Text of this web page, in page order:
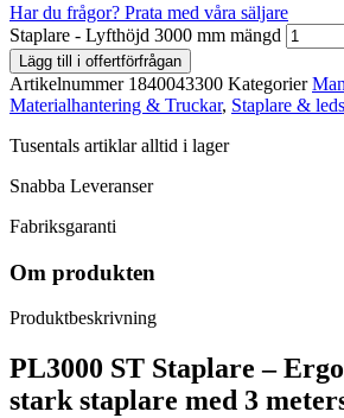
Har du frågor? Prata med våra säljare
Staplare - Lyfthöjd 3000 mm mängd
Lägg till i offertförfrågan
Artikelnummer 1840043300 Kategorier
Materialhantering & Truckar, Staplare &
Tusentals artiklar alltid i lager
Snabba Leveranser
Fabriksgaranti
Om produkten
Produktbeskrivning
PL3000 ST Staplare –
stark staplare med 3